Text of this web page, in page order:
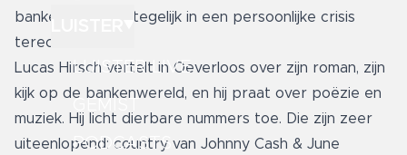
LUISTER LIVE
PODCASTS
bankencrisis, die tegelijk in een persoonlijke crisis
terechtkomt.
Lucas Hirsch vertelt in Oeverloos over zijn roman, zijn
kijk op de bankenwereld, en hij praat over poëzie en
muziek. Hij licht dierbare nummers toe. Die zijn zeer
uiteenlopend: country van Johnny Cash & June